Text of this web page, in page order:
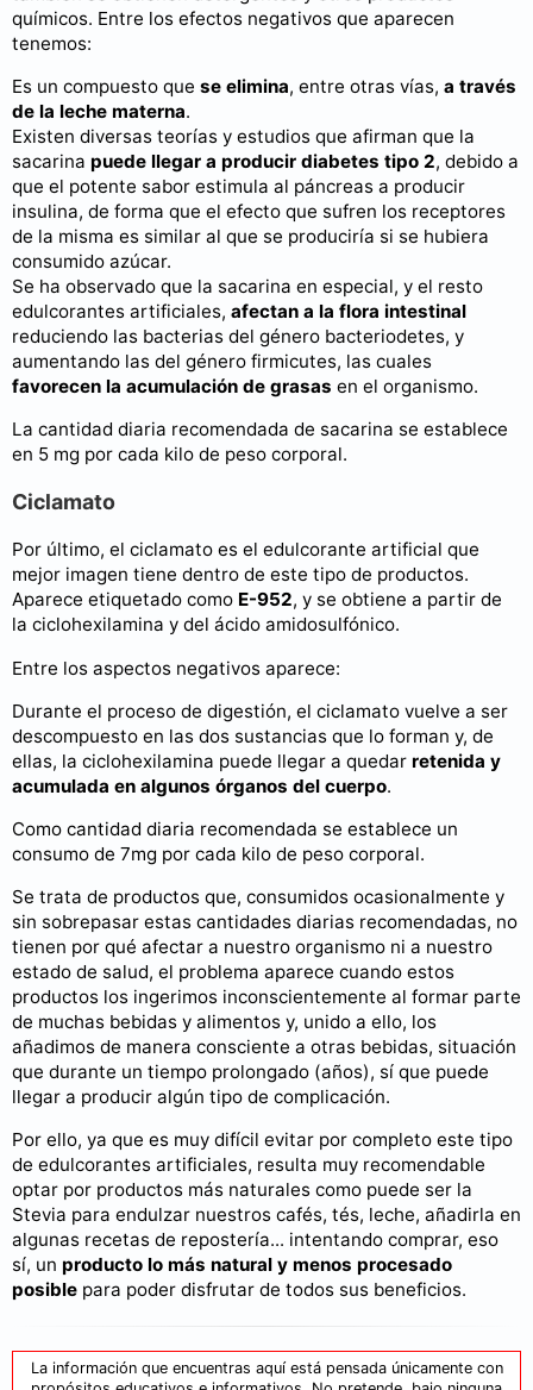
químicos. Entre los efectos negativos que aparecen
tenemos:
Es un compuesto que se elimina, entre otras vías, a través
de la leche materna.
Existen diversas teorías y estudios que afirman que la
sacarina puede llegar a producir diabetes tipo 2, debido a
que el potente sabor estimula al páncreas a producir
insulina, de forma que el efecto que sufren los receptores
de la misma es similar al que se produciría si se hubiera
consumido azúcar.
Se ha observado que la sacarina en especial, y el resto
edulcorantes artificiales, afectan a la flora intestinal
reduciendo las bacterias del género bacteriodetes, y
aumentando las del género firmicutes, las cuales
favorecen la acumulación de grasas en el organismo.
La cantidad diaria recomendada de sacarina se establece
en 5 mg por cada kilo de peso corporal.
Ciclamato
Por último, el ciclamato es el edulcorante artificial que
mejor imagen tiene dentro de este tipo de productos.
Aparece etiquetado como E-952, y se obtiene a partir de
la ciclohexilamina y del ácido amidosulfónico.
Entre los aspectos negativos aparece:
Durante el proceso de digestión, el ciclamato vuelve a ser
descompuesto en las dos sustancias que lo forman y, de
ellas, la ciclohexilamina puede llegar a quedar retenida y
acumulada en algunos órganos del cuerpo.
Como cantidad diaria recomendada se establece un
consumo de 7mg por cada kilo de peso corporal.
Se trata de productos que, consumidos ocasionalmente y
sin sobrepasar estas cantidades diarias recomendadas, no
tienen por qué afectar a nuestro organismo ni a nuestro
estado de salud, el problema aparece cuando estos
productos los ingerimos inconscientemente al formar parte
de muchas bebidas y alimentos y, unido a ello, los
añadimos de manera consciente a otras bebidas, situación
que durante un tiempo prolongado (años), sí que puede
llegar a producir algún tipo de complicación.
Por ello, ya que es muy difícil evitar por completo este tipo
de edulcorantes artificiales, resulta muy recomendable
optar por productos más naturales como puede ser la
Stevia para endulzar nuestros cafés, tés, leche, añadirla en
algunas recetas de repostería... intentando comprar, eso
sí, un producto lo más natural y menos procesado
posible para poder disfrutar de todos sus beneficios.
La información que encuentras aquí está pensada únicamente con